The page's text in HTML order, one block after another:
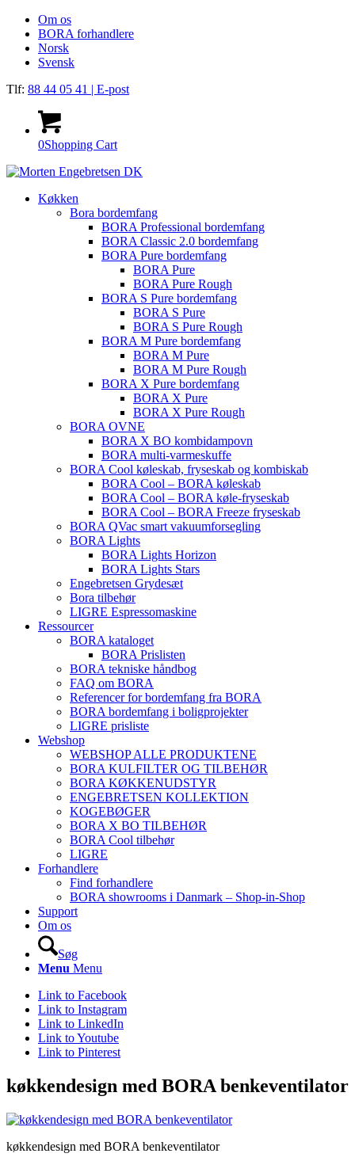
Om os
BORA forhandlere
Norsk
Svensk
Tlf: 88 44 05 41 | E-post
0Shopping Cart
Køkken
Bora bordemfang
BORA Professional bordemfang
BORA Classic 2.0 bordemfang
BORA Pure bordemfang
BORA Pure
BORA Pure Rough
BORA S Pure bordemfang
BORA S Pure
BORA S Pure Rough
BORA M Pure bordemfang
BORA M Pure
BORA M Pure Rough
BORA X Pure bordemfang
BORA X Pure
BORA X Pure Rough
BORA OVNE
BORA X BO kombidampovn
BORA multi-varmeskuffe
BORA Cool køleskab, fryseskab og kombiskab
BORA Cool – BORA køleskab
BORA Cool – BORA køle-fryseskab
BORA Cool – BORA Freeze fryseskab
BORA QVac smart vakuumforsegling
BORA Lights
BORA Lights Horizon
BORA Lights Stars
Engebretsen Grydesæt
Bora tilbehør
LIGRE Espressomaskine
Ressourcer
BORA kataloget
BORA Prislisten
BORA tekniske håndbog
FAQ om BORA
Referencer for bordemfang fra BORA
BORA bordemfang i boligprojekter
LIGRE prisliste
Webshop
WEBSHOP ALLE PRODUKTENE
BORA KULFILTER OG TILBEHØR
BORA KØKKENUDSTYR
ENGEBRETSEN KOLLEKTION
KOGEBØGER
BORA X BO TILBEHØR
BORA Cool tilbehør
LIGRE
Forhandlere
Find forhandlere
BORA showrooms i Danmark – Shop-in-Shop
Support
Om os
Søg
Menu Menu
Link to Facebook
Link to Instagram
Link to LinkedIn
Link to Youtube
Link to Pinterest
køkkendesign med BORA benkeventilator
køkkendesign med BORA benkeventilator